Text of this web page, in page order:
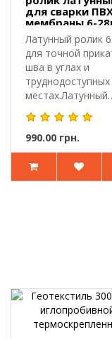
для сварки
мембраны 6-
Neico
Латунный ролик
для точной
шва в углах и
труднодоступных
местах.Латунный
прикаточный ро..
990.00 грн.